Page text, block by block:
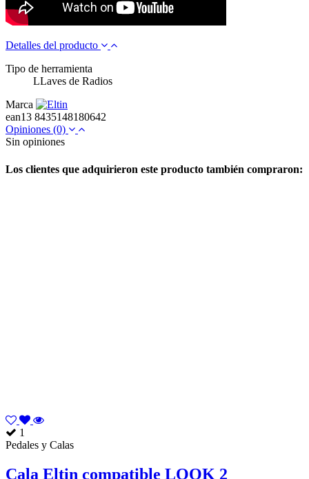
Detalles del producto
Tipo de herramienta
LLaves de Radios
Marca
ean13 8435148180642
Opiniones (0)
Sin opiniones
Los clientes que adquirieron este producto también compraron:
1
Pedales y Calas
Cala Eltin compatible LOOK 2